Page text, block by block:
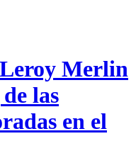
Merlin
las
en el